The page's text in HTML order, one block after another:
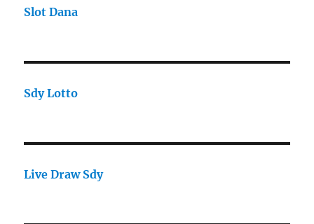
Slot Dana
Sdy Lotto
Live Draw Sdy